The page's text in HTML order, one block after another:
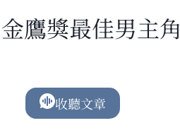
鷹獎最佳男主角
收聽文章